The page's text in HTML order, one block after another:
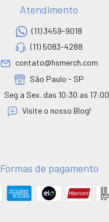
Atendimento
(11) 3459-9018
(11) 5083-4288
contato@hsmerch.com
São Paulo - SP
Seg a Sex. das 10:30 as 17:00
Visite o nosso Blog!
Formas de pagamento